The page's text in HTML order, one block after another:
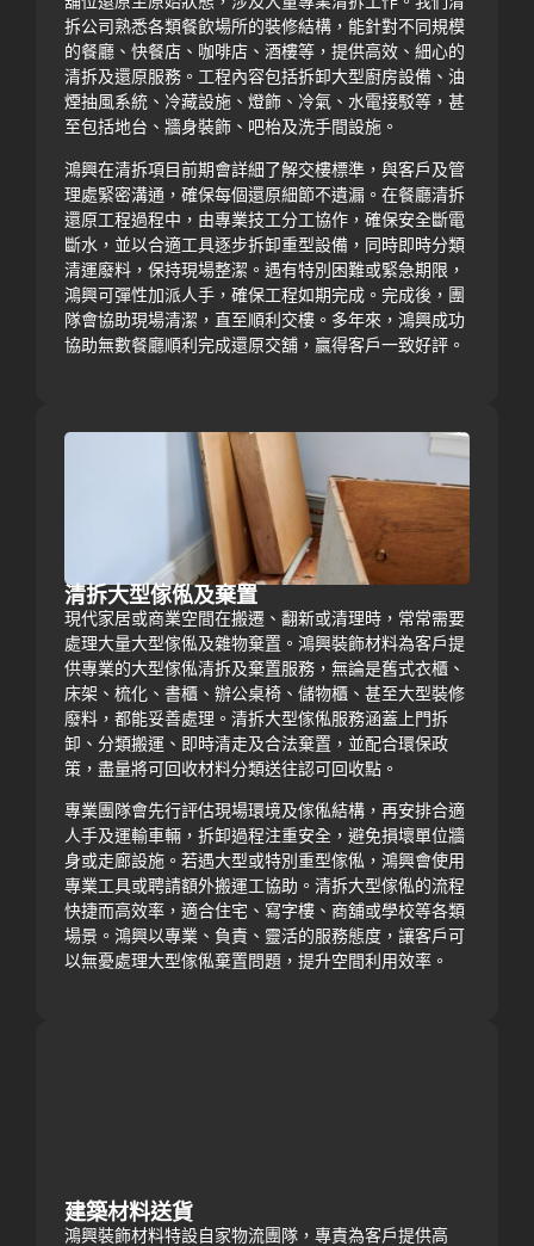
拆公司熟悉各類餐飲場所的裝修結構，能針對不同規模
的餐廳、快餐店、咖啡店、酒樓等，提供高效、細心的
清拆及還原服務。工程內容包括拆卸大型廚房設備、油
煙抽風系統、冷藏設施、燈飾、冷氣、水電接駁等，甚
至包括地台、牆身裝飾、吧枱及洗手間設施。
鴻興在清拆項目前期會詳細了解交樓標準，與客戶及管
理處緊密溝通，確保每個還原細節不遺漏。在餐廳清拆
還原工程過程中，由專業技工分工協作，確保安全斷電
斷水，並以合適工具逐步拆卸重型設備，同時即時分類
清運廢料，保持現場整潔。遇有特別困難或緊急期限，
鴻興可彈性加派人手，確保工程如期完成。完成後，團
隊會協助現場清潔，直至順利交樓。多年來，鴻興成功
協助無數餐廳順利完成還原交舖，贏得客戶一致好評。
清拆大型傢俬及棄置
現代家居或商業空間在搬遷、翻新或清理時，常常需要
處理大量大型傢俬及雜物棄置。鴻興裝飾材料為客戶提
供專業的大型傢俬清拆及棄置服務，無論是舊式衣櫃、
床架、梳化、書櫃、辦公桌椅、儲物櫃、甚至大型裝修
廢料，都能妥善處理。清拆大型傢俬服務涵蓋上門拆
卸、分類搬運、即時清走及合法棄置，並配合環保政
策，盡量將可回收材料分類送往認可回收點。
專業團隊會先行評估現場環境及傢俬結構，再安排合適
人手及運輸車輛，拆卸過程注重安全，避免損壞單位牆
身或走廊設施。若遇大型或特別重型傢俬，鴻興會使用
專業工具或聘請額外搬運工協助。清拆大型傢俬的流程
快捷而高效率，適合住宅、寫字樓、商舖或學校等各類
場景。鴻興以專業、負責、靈活的服務態度，讓客戶可
以無憂處理大型傢俬棄置問題，提升空間利用效率。
建築材料送貨
鴻興裝飾材料特設自家物流團隊，專責為客戶提供高